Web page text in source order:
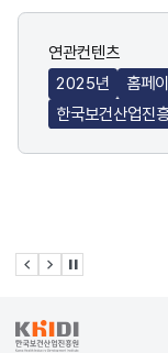
연관컨텐츠
2025년
홈페
한국보건산업진
이전 슬라이드
다음 슬라이드
관련사이트 자
KRDS - Korea